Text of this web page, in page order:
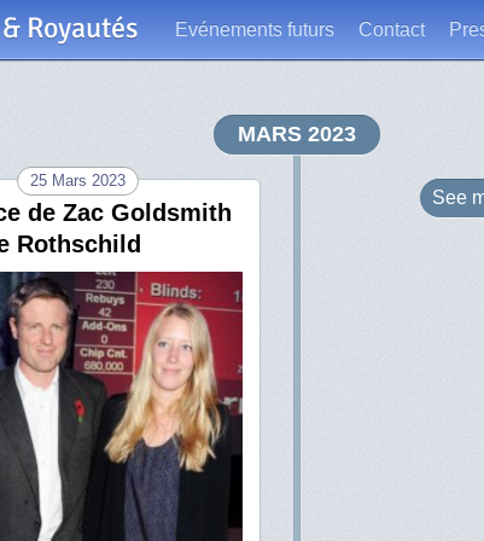
Royautés Evénements futurs Contact
MARS 2023
25 Mars 2023
de Zac Goldsmith
Rothschild
See